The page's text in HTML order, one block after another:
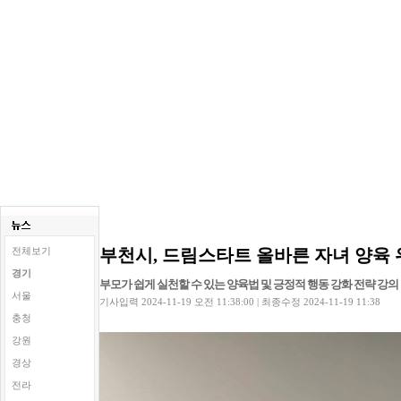
전체보기
경기
서울
충청
강원
경상
전라
부천시, 드림스타트 올바른 자녀 양육
부모가 쉽게 실천할 수 있는 양육법 및 긍정적 행동 강화 전략 강의
기사입력 2024-11-19 오전 11:38:00 | 최종수정 2024-11-19 11:38